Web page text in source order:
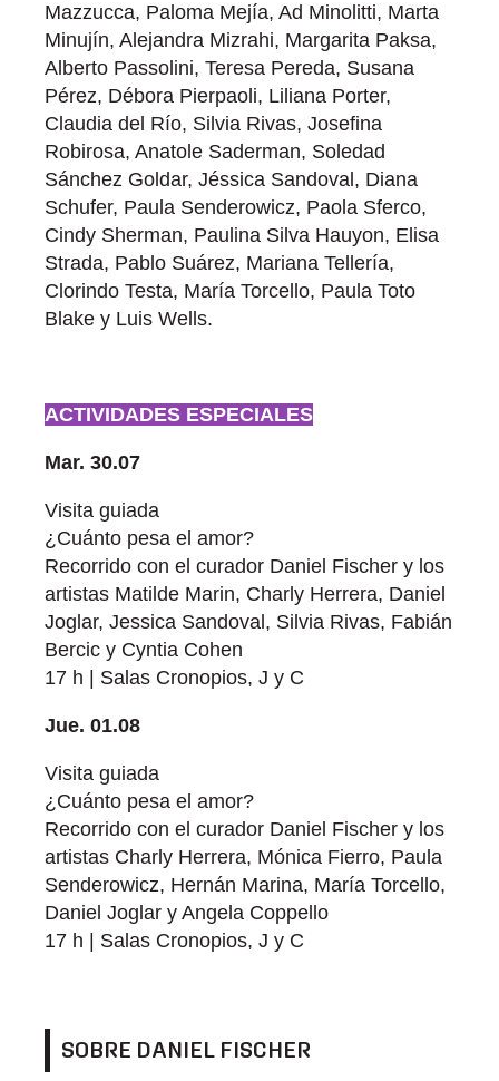
Mazzucca, Paloma Mejía, Ad Minolitti, Marta
Minujín, Alejandra Mizrahi, Margarita Paksa,
Alberto Passolini, Teresa Pereda, Susana
Pérez, Débora Pierpaoli, Liliana Porter,
Claudia del Río, Silvia Rivas, Josefina
Robirosa, Anatole Saderman, Soledad
Sánchez Goldar, Jéssica Sandoval, Diana
Schufer, Paula Senderowicz, Paola Sferco,
Cindy Sherman, Paulina Silva Hauyon, Elisa
Strada, Pablo Suárez, Mariana Tellería,
Clorindo Testa, María Torcello, Paula Toto
Blake y Luis Wells.
ACTIVIDADES ESPECIALES
Mar. 30.07
Visita guiada
¿Cuánto pesa el amor?
Recorrido con el curador Daniel Fischer y los
artistas Matilde Marin, Charly Herrera, Daniel
Joglar, Jessica Sandoval, Silvia Rivas, Fabián
Bercic y Cyntia Cohen
17 h | Salas Cronopios, J y C
Jue. 01.08
Visita guiada
¿Cuánto pesa el amor?
Recorrido con el curador Daniel Fischer y los
artistas Charly Herrera, Mónica Fierro, Paula
Senderowicz, Hernán Marina, María Torcello,
Daniel Joglar y Angela Coppello
17 h | Salas Cronopios, J y C
SOBRE DANIEL FISCHER